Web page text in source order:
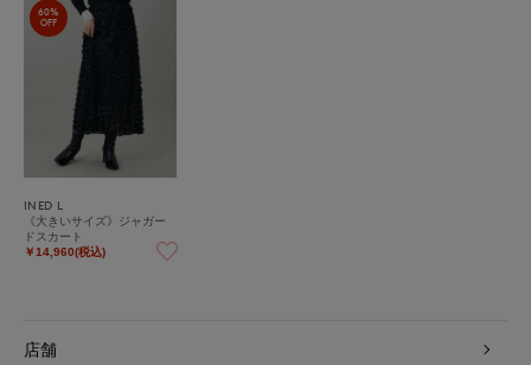
60%
OFF
INED L
《大きいサイズ》ジャガー
ドスカート
￥14,960(税込)
店舗